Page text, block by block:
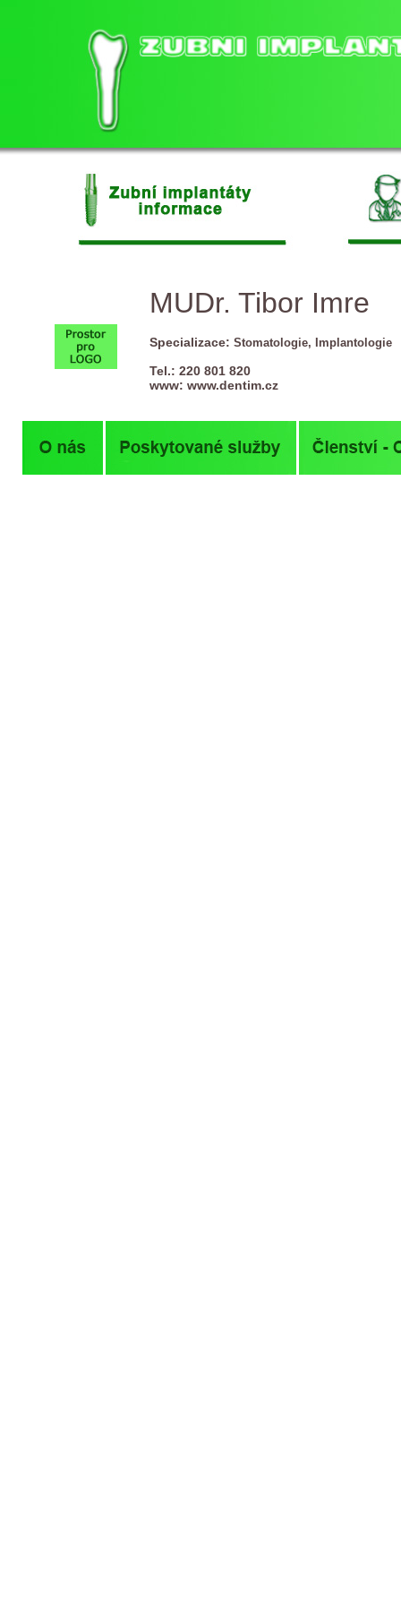
MUDr. Tibor Imre
Specializace: Stomatologie, Implantologie
Tel.: 220 801 820
www: www.dentim.cz